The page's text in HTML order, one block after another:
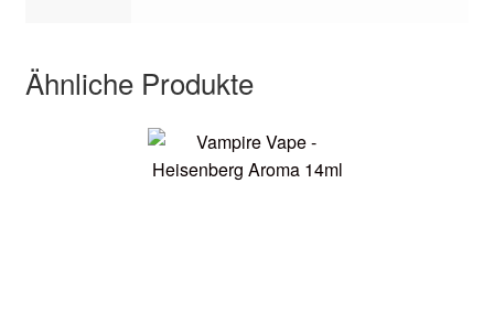
Ähnliche Produkte